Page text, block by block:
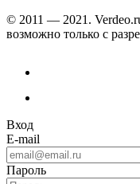
© 2011 — 2021.
возможно только с
Вход
E-mail
Пароль